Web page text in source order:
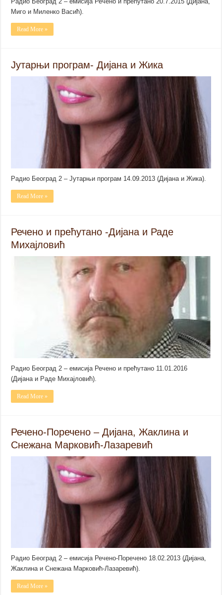
Миго и Миленко Васић).
Read More »
Јутарњи програм- Дијана и Жика
Радио Београд 2 – Јутарњи програм 14.09.2013 (Дијана и Жика).
Read More »
Речено и прећутано -Дијана и Раде
Михајловић
Радио Београд 2 – емисија Речено и прећутано 11.01.2016
(Дијана и Раде Михајловић).
Read More »
Речено-Поречено – Дијана, Жаклина и
Снежана Марковић-Лазаревић
Радио Београд 2 – емисија Речено-Поречено 18.02.2013 (Дијана,
Жаклина и Снежана Марковић-Лазаревић).
Read More »